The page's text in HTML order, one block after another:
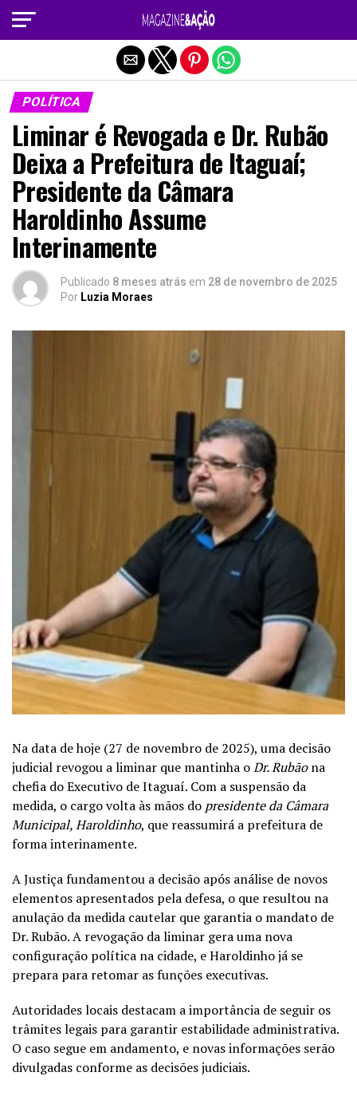
POLÍTICA
Liminar é Revogada e Dr. Rubão
Deixa a Prefeitura de Itaguaí;
Presidente da Câmara
Haroldinho Assume
Interinamente
Publicado 8 meses atrás em 28 de novembro de 2025
Por Luzia Moraes
Na data de hoje (27 de novembro de 2025), uma decisão
judicial revogou a liminar que mantinha oDr. Rubãona
chefia do Executivo de Itaguaí. Com a suspensão da
medida, o cargo volta às mãos do presidente da Câmara
Municipal, Haroldinho, que reassumirá a prefeitura de
forma interinamente.
A Justiça fundamentou a decisão após análise de novos
elementos apresentados pela defesa, o que resultou na
anulação da medida cautelar que garantia o mandato de
Dr. Rubão. A revogação da liminar gera uma nova
configuração política na cidade, e Haroldinho já se
prepara para retomar as funções executivas.
Autoridades locais destacam a importância de seguir os
trâmites legais para garantir estabilidade administrativa.
O caso segue em andamento, e novas informações serão
divulgadas conforme as decisões judiciais.
Sair da versão mobile